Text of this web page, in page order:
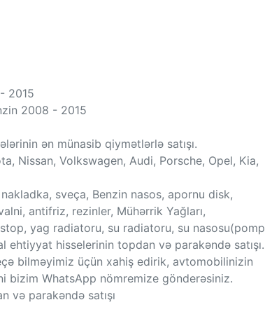
2015
2008 - 2015
ən münasib qiymətlərlə satışı.
Nissan, Volkswagen, Audi, Porsche, Opel, Kia,
sveça, Benzin nasos, apornu disk,
antifriz, rezinler, Mühərrik Yağları,
yag radiatoru, su radiatoru, su
hisselerinin topdan və parakəndə satışı.
bilməyimiz üçün xahiş edirik, avtomobilinizin
WhatsApp nömremize gönderəsiniz.
və parakəndə satışı